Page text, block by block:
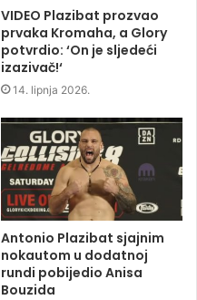
VIDEO Plazibat prozvao
prvaka Kromaha, a Glory
potvrdio: ‘On je sljedeći
izazivač!‘
14. lipnja 2026.
Antonio Plazibat sjajnim
nokautom u dodatnoj
rundi pobijedio Anisa
Bouzida